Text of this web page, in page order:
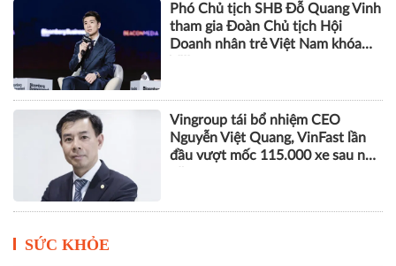
Phó Chủ tịch SHB Đỗ Quang Vinh
tham gia Đoàn Chủ tịch Hội
Doanh nhân trẻ Việt Nam khóa
Vingroup tái bổ nhiệm CEO
Nguyễn Việt Quang, VinFast lần
đầu vượt mốc 115.000 xe sau nửa
SỨC KHỎE